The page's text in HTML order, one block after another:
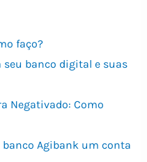
faço?
seu banco digital e suas
Negativado: Como
Agibank um conta